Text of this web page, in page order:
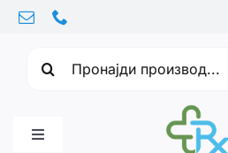
Skip
content
Toggle